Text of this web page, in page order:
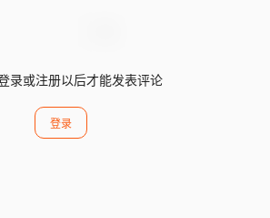
录或注册以后才能发表评论
登录